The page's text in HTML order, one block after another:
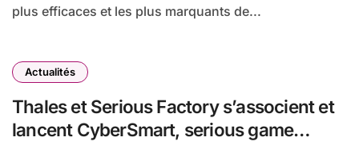
plus efficaces et les plus marquants de...
Actualités
Thales et Serious Factory s’associent et
lancent CyberSmart, serious game